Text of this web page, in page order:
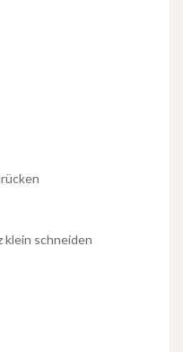
klein schneiden